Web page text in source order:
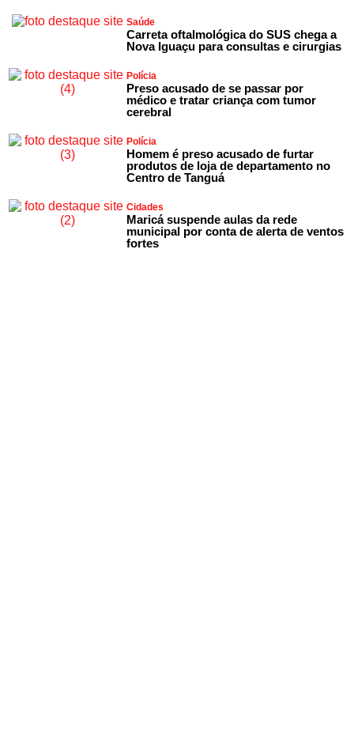
Saúde
Carreta oftalmológica do SUS chega a
Nova Iguaçu para consultas e cirurgias
Polícia
Preso acusado de se passar por
médico e tratar criança com tumor
cerebral
Polícia
Homem é preso acusado de furtar
produtos de loja de departamento no
Centro de Tanguá
Cidades
Maricá suspende aulas da rede
municipal por conta de alerta de ventos
fortes